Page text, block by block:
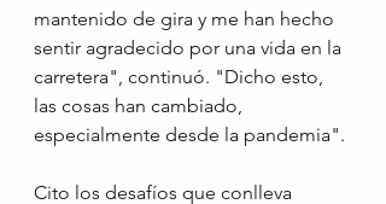
mantenido de gira y me han hecho
sentir agradecido por una vida en la
carretera", continuó. "Dicho esto,
las cosas han cambiado,
especialmente desde la pandemia".
Cito los desafíos que conlleva